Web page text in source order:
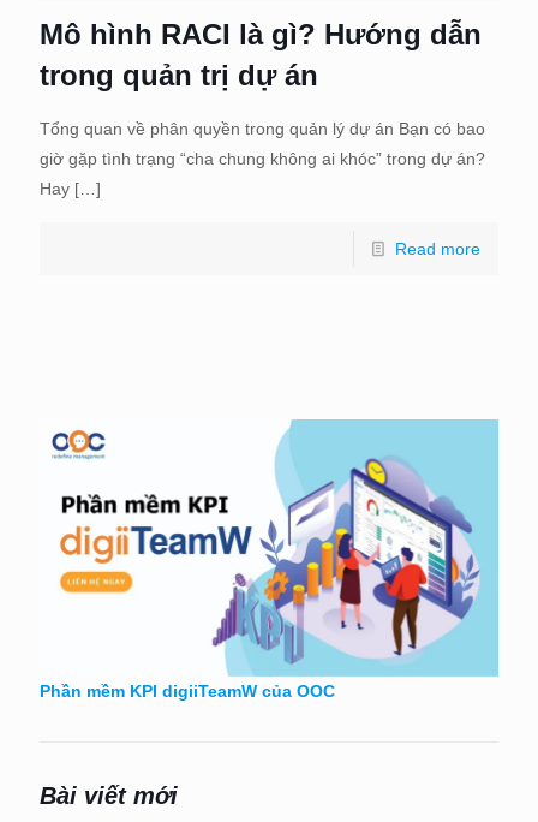
Mô hình RACI là gì? Hướng dẫn
trong quản trị dự án
Tổng quan về phân quyền trong quản lý dự án Bạn có bao
giờ gặp tình trạng “cha chung không ai khóc” trong dự án?
Hay […]
Read more
Phần mềm KPI digiiTeamW của OOC
Bài viết mới